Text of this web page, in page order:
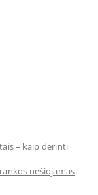
– kaip derinti
nešiojamas